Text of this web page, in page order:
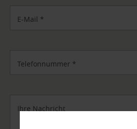
E-Mail *
Telefonnummer *
Ihre Nachricht